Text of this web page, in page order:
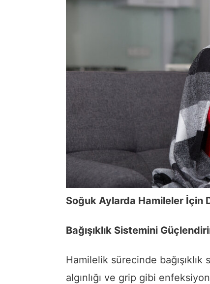
Soğuk Aylarda Hamileler İçin
Bağışıklık Sistemini
Hamilelik sürecinde
algınlığı ve grip gibi